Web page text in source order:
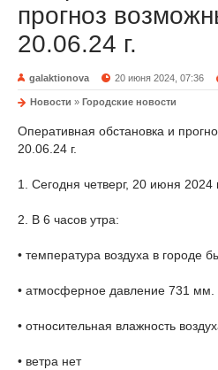
прогноз
20.06.24 г.
galaktionova 20 июня 2024, 07:36
Новости » Городские новости
Оперативная обстановка и
20.06.24 г.
1. Сегодня четверг, 20 июня 2024
2. В 6 часов утра:
• температура воздуха в городе
• атмосферное давление 731 мм.
• относительная влажность
• ветра нет